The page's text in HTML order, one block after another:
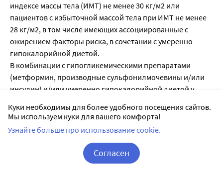
индексе массы тела (ИМТ) не менее 30 кг/м2 или
пациентов с избыточной массой тела при ИМТ не менее
28 кг/м2, в том числе имеющих ассоциированные с
ожирением факторы риска, в сочетании с умеренно
гипокалорийной диетой.
В комбинации с гипогликемическими препаратами
(метформин, производные сульфонилмочевины и/или
инсулин) и/или умеренно гипокалорийной диетой у
массой тела или ожирением.
Повышенная чувствительность к орлистату или любым
Куки необходимы для более удобного посещения сайтов.
Мы используем куки для вашего комфорта!
Узнайте больше про использование cookie.
Согласен